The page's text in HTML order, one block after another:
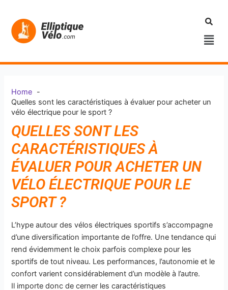
contenu
Home
Quelles sont les caractéristiques à évaluer pour acheter un
vélo électrique pour le sport ?
QUELLES SONT LES
CARACTÉRISTIQUES À
ÉVALUER POUR ACHETER UN
VÉLO ÉLECTRIQUE POUR LE
SPORT ?
L’hype autour des vélos électriques sportifs s’accompagne
d’une diversification importante de l’offre. Une tendance qui
rend évidemment le choix parfois complexe pour les
sportifs de tout niveau. Les performances, l’autonomie et le
confort varient considérablement d’un modèle à l’autre.
Il importe donc de cerner les caractéristiques